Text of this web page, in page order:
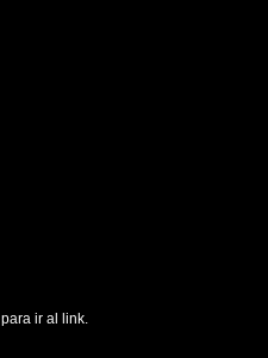
para ir al link.